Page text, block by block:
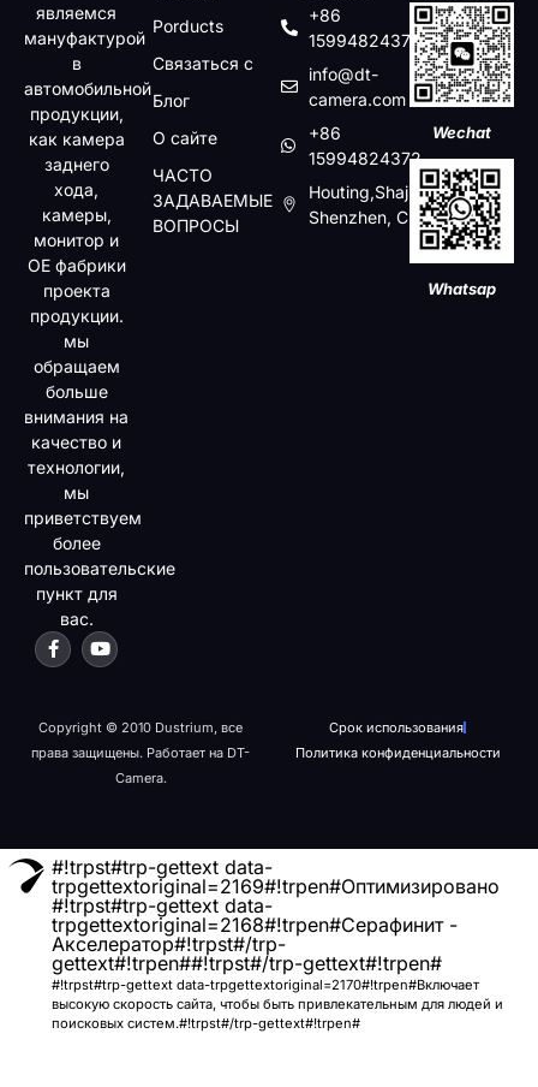
являемся
мануфактурой
в
автомобильной
продукции,
как камера
заднего
хода,
камеры,
монитор и
OE фабрики
проекта
продукции.
мы
обращаем
больше
внимания на
качество и
технологии,
мы
приветствуем
более
пользовательские
пункт для
вас.
Porducts
Связаться с
Блог
О сайте
ЧАСТО
ЗАДАВАЕМЫЕ
ВОПРОСЫ
+86
15994824372
info@dt-
camera.com
+86
15994824372
Houting,Shajin,Baoan,
Shenzhen, China
Wechat
Whatsap
Copyright © 2010 Dustrium, все
права защищены. Работает на DT-
Camera.
Срок использования
Политика конфиденциальности
#!trpst#trp-gettext data-
trpgettextoriginal=2169#!trpen#Оптимизировано
#!trpst#trp-gettext data-
trpgettextoriginal=2168#!trpen#Серафинит -
Акселератор#!trpst#/trp-
gettext#!trpen##!trpst#/trp-gettext#!trpen#
#!trpst#trp-gettext data-trpgettextoriginal=2170#!trpen#Включает
высокую скорость сайта, чтобы быть привлекательным для людей и
поисковых систем.#!trpst#/trp-gettext#!trpen#